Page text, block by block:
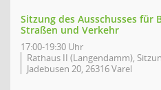
Sitzung des Ausschusses für
Straßen und Verkehr
17:00-19:30 Uhr
Rathaus II (Langendamm),
Jadebusen 20, 26316 Varel